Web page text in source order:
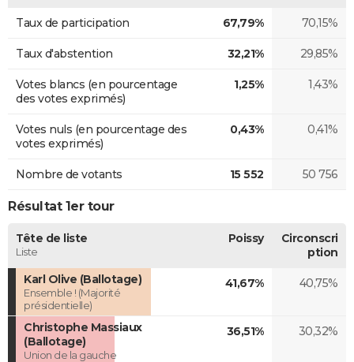
Taux de participation 67,79% 70,15%
Taux d'abstention 32,21% 29,85%
Votes blancs (en pourcentage
des votes exprimés)
1,25% 1,43%
Votes nuls (en pourcentage des
votes exprimés)
0,43% 0,41%
Nombre de votants 15 552 50 756
Résultat 1er tour
Tête de liste
Liste
Poissy
Circonscri
ption
Karl Olive (Ballotage)
Ensemble ! (Majorité
présidentielle)
41,67% 40,75%
Christophe Massiaux
(Ballotage)
Union de la gauche
36,51% 30,32%